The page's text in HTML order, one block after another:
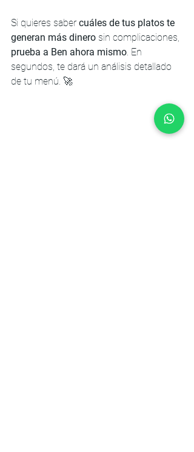
Si quieres saber cuáles de tus platos te
generan más dinero sin complicaciones,
prueba a Ben ahora mismo. En
segundos, te dará un análisis detallado
de tu menú. 🚀